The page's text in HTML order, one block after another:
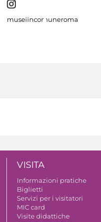
museiincomuneroma
VISITA
Informazioni pratiche
Biglietti
Servizi per i visitatori
MIC card
Visite didattiche